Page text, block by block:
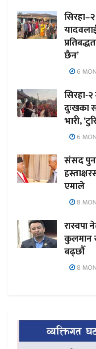
छैन’
6
सिरहा-
दुःखका
भारी,
6
संसद
एमाले
8
रास्वपा
कुलमान
बढ्छौँ
8